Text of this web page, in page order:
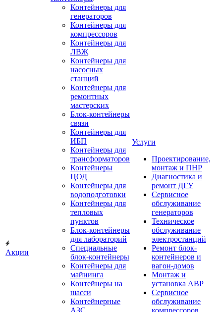
Акции
Контейнеры для
генераторов
Контейнеры для
компрессоров
Контейнеры для
ЛВЖ
Контейнеры для
насосных
станций
Контейнеры для
ремонтных
мастерских
Блок-контейнеры
связи
Контейнеры для
ИБП
Контейнеры для
трансформаторов
Контейнеры
ЦОД
Контейнеры для
водоподготовки
Контейнеры для
тепловых
пунктов
Блок-контейнеры
для лабораторий
Специальные
блок-контейнеры
Контейнеры для
майнинга
Контейнеры на
шасси
Контейнерные
АЗС
Услуги
Проектирование,
монтаж и ПНР
Диагностика и
ремонт ДГУ
Сервисное
обслуживание
генераторов
Техническое
обслуживание
электростанций
Ремонт блок-
контейнеров и
вагон-домов
Монтаж и
установка АВР
Сервисное
обслуживание
компрессоров